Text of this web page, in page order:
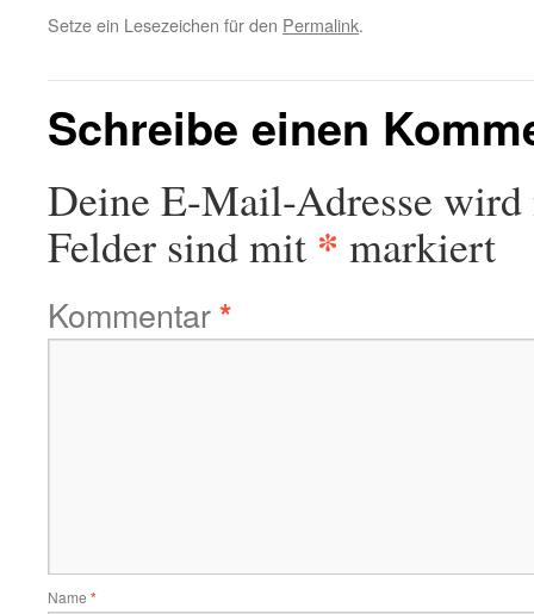
Setze ein Lesezeichen für den Permalink.
Schreibe einen
Deine E-Mail-Adresse
Felder sind mit * markiert
Kommentar*
Name *